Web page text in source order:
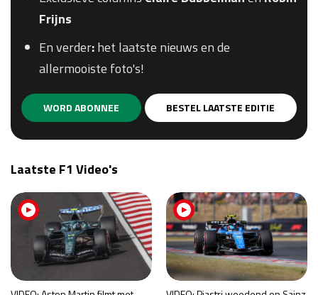
Frijns
En verder:het laatste nieuws en de
allermooiste foto's!
WORD ABONNEE BESTEL LAATSTE EDITIE
Laatste F1 Video's